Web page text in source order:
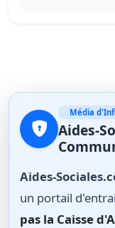
Média
Aides-
Aides-
un portail
pas la Caisse